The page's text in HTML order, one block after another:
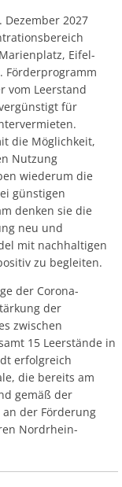
Dezember 2027
Eifel-
Förderprogramm
vom Leerstand
für
die Möglichkeit,
Nutzung
wiederum die
günstigen
denken sie die
neu und
mit nachhaltigen
zu begleiten.
der Corona-
der
zwischen
15 Leerstände in
erfolgreich
die bereits am
gemäß der
der Förderung
Nordrhein-